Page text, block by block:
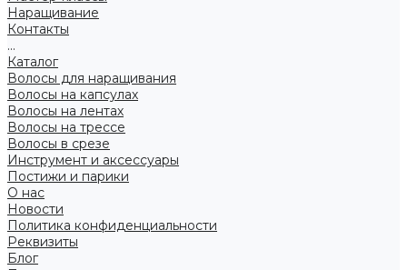
Наращивание
Контакты
...
Каталог
Волосы для наращивания
Волосы на капсулах
Волосы на лентах
Волосы на трессе
Волосы в срезе
Инструмент и аксессуары
Постижи и парики
О нас
Новости
Политика конфиденциальности
Реквизиты
Блог